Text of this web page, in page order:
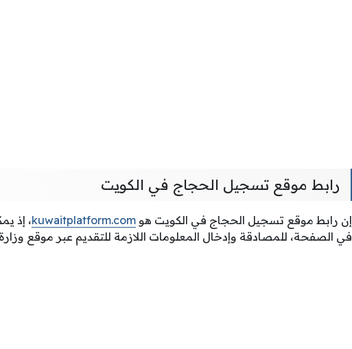
رابط موقع تسجيل الحجاج في الكويت
إن رابط موقع تسجيل الحجاج في الكويت هو kuwaitplatform.com، إذ
في الصفحة، للمصادقة وإدخال المعلومات اللازمة للتقديم عبر موقع